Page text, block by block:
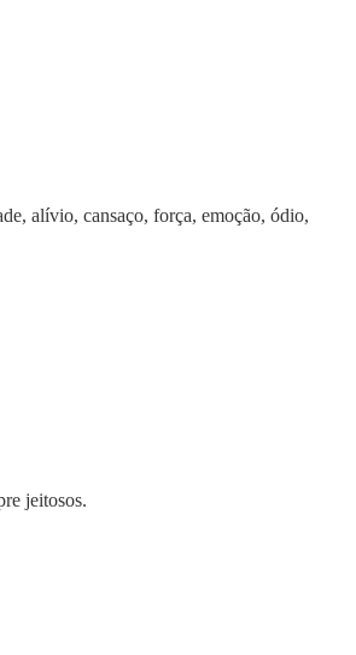
alívio, cansaço, força, emoção, ódio,
jeitosos.